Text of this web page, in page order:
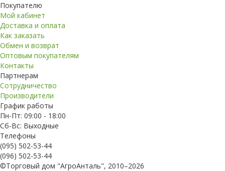
Покупателю
Мой кабинет
Доставка и оплата
Как заказать
Обмен и возврат
Оптовым покупателям
Контакты
Партнерам
Сотрудничество
Производители
График работы
Пн-Пт: 09:00 - 18:00
Сб-Вс: Выходные
Телефоны
(095) 502-53-44
(096) 502-53-44
©Торговый дом "АгроАнталь", 2010–2026